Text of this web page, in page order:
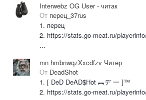
Interwebz OG User - читак
От перец_37rus
1. перец
2. https://stats.go-meat.ru/
...
mn hmbnwqzXxcdfzv Читер
От DeadShot
1. [ DeD DeAD$Hot ︻デ 一 ]™
2. https://stats.go-meat.ru/